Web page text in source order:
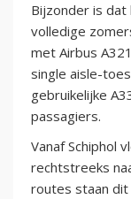
Bijzonder is
volledige
met Airbus
single aisle-
gebruikelijke
passagiers.
Vanaf Schiphol
rechtstreeks
routes staan dit